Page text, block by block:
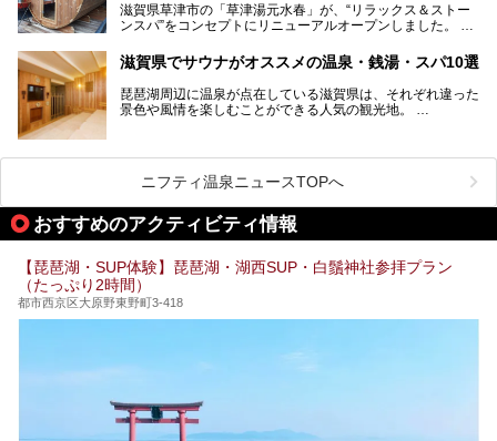
を打てるのも醍醐味の一つ。そして、若女将はなんと「元ア
イドル」の現役アーティスト。音楽スタジオまで備えたユニ
滋賀県草津市の「草津湯元水春」が、“リラックス＆ストー
ンスパ”をコンセプトにリニューアルオープンしました。
たほか、岩盤房やバレルサウナも新設されました。さらに地
産地消をテーマにしたレストランメニューもパワーアップ。
今回新しくなった「草津湯元水春」の魅力を余すところなく
紹介します。
滋賀県でサウナがオススメの温泉・銭湯・スパ10選
琵琶湖周辺に温泉が点在している滋賀県は、それぞれ違った
景色や風情を楽しむことができる人気の観光地。
旅行やお出かけのついではもちろん、近隣にお住いの方はぜ
ひ気軽に立ち寄ってみてくださいね。
ニフティ温泉ニュースTOPへ
おすすめのアクティビティ情報
【琵琶湖・SUP体験】琵琶湖・湖西SUP・白鬚神社参拝プラン
（たっぷり2時間）
都市西京区大原野東野町3-418